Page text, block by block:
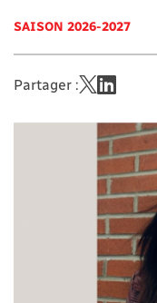
SAISON 2026-2027
Partager :